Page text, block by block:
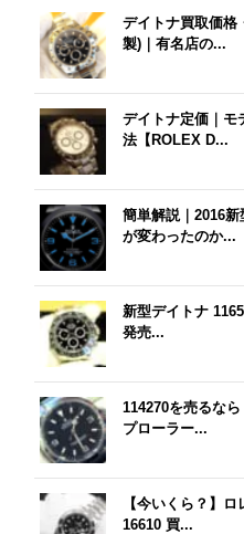
デイトナ買取価格
製)｜有名店の...
デイトナ定価｜モ
法【ROLEX D...
簡単解説｜2016
が変わったのか...
新型デイトナ
発売...
114270を売るな
プローラー...
【今いくら？】
16610 買...